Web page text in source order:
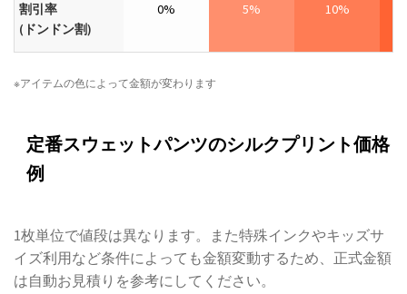
割引率
(ドンドン割)
0% 5% 10%
※アイテムの色によって金額が変わります
定番スウェットパンツのシルクプリント価格
例
1枚単位で値段は異なります。また特殊インクやキッズサ
イズ利用など条件によっても金額変動するため、正式金額
は自動お見積りを参考にしてください。